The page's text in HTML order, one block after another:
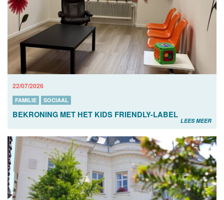
22/07/2026
FAMILIE SOCIAAL
BEKRONING MET HET KIDS FRIENDLY-LABEL
LEES MEER